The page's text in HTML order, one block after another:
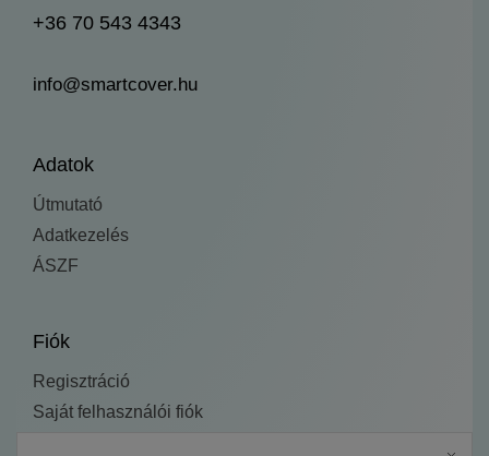
+36 70 543 4343
info@smartcover.hu
Adatok
Útmutató
Adatkezelés
ÁSZF
Fiók
Regisztráció
Saját felhasználói fiók